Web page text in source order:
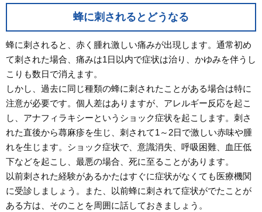
蜂に刺されるとどうなる
蜂に刺されると、赤く腫れ激しい痛みが出現します。通常初め
て刺された場合、痛みは1日以内で症状は治り、かゆみを伴うし
こりも数日で消えます。
しかし、過去に同じ種類の蜂に刺されたことがある場合は特に
注意が必要です。個人差はありますが、アレルギー反応を起こ
し、アナフィラキシーというショック症状を起こします。刺さ
れた直後から蕁麻疹を生じ、刺されて1～2日で激しい赤味や腫
れを生じます。ショック症状で、意識消失、呼吸困難、血圧低
下などを起こし、最悪の場合、死に至ることがあります。
以前刺された経験があるかたはすぐに症状がなくても医療機関
に受診しましょう。また、以前蜂に刺されて症状がでたことが
ある方は、そのことを周囲に話しておきましょう。